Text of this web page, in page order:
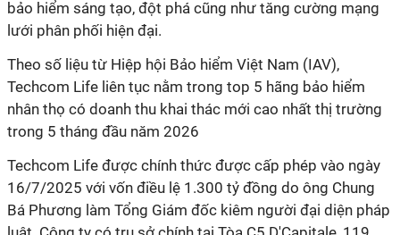
bảo hiểm sáng tạo, đột phá cũng như tăng cường mạng
lưới phân phối hiện đại.
Theo số liệu từ Hiệp hội Bảo hiểm Việt Nam (IAV),
Techcom Life liên tục nằm trong top 5 hãng bảo hiểm
nhân thọ có doanh thu khai thác mới cao nhất thị trường
trong 5 tháng đầu năm 2026
Techcom Life được chính thức được cấp phép vào ngày
16/7/2025 với vốn điều lệ 1.300 tỷ đồng do ông Chung
Bá Phương làm Tổng Giám đốc kiêm người đại diện pháp